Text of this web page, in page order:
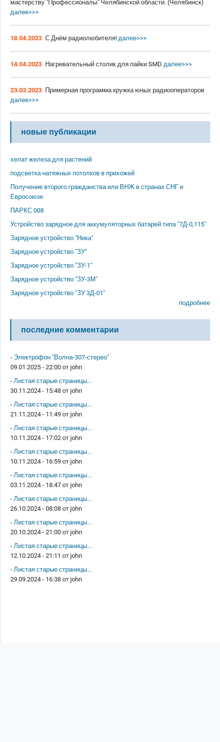
мастерству "Профессионалы" Челябинской области. (Челябинск)
далее>>>
18.04.2023 С Днём радиолюбителя! далее>>>
14.04.2023 Нагревательный столик для пайки SMD далее>>>
23.03.2023 Примерная программа кружка юных радиооператоров
далее>>>
новые публикации
хелат железа для растений
подсветка натяжных потолков в прихожей
Получение второго гражданства или ВНЖ в странах СНГ и
Евросоюзе
ПАРКС 008
Устройство зарядное для аккумуляторных батарей типа "7Д-0,115"
Зарядное устройство "Ника"
Зарядное устройство "ЗУ"
Зарядное устройство "ЗУ-1"
Зарядное устройство "ЗУ-3М"
Зарядное устройство "ЗУ 3Д-01"
подробнее
последние комментарии
- Электрофон "Волна-307-стерео"
09.01.2025 - 22:00 от john
- Листая старые страницы...
30.11.2024 - 15:48 от john
- Листая старые страницы...
21.11.2024 - 11:49 от john
- Листая старые страницы...
10.11.2024 - 17:02 от john
- Листая старые страницы...
10.11.2024 - 16:59 от john
- Листая старые страницы...
03.11.2024 - 18:47 от john
- Листая старые страницы...
26.10.2024 - 08:08 от john
- Листая старые страницы...
20.10.2024 - 21:00 от john
- Листая старые страницы...
12.10.2024 - 21:11 от john
- Листая старые страницы...
29.09.2024 - 16:38 от john